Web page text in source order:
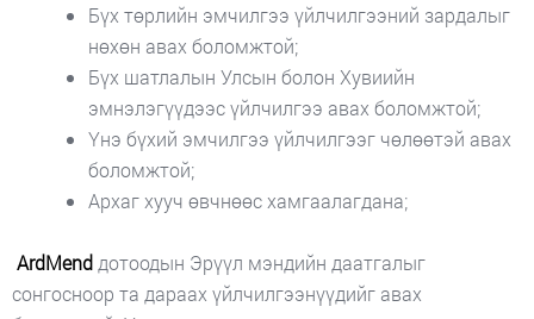
Бүх төрлийн эмчилгээ үйлчилгээний зардалыг
нөхөн авах боломжтой;
Бүх шатлалын Улсын болон Хувиийн
эмнэлэгүүдээс үйлчилгээ авах боломжтой;
Үнэ бүхий эмчилгээ үйлчилгээг чөлөөтэй авах
боломжтой;
Архаг хууч өвчнөөс хамгаалагдана;
ArdMend дотоодын Эрүүл мэндийн даатгалыг
сонгосноор та дараах үйлчилгээнүүдийг авах